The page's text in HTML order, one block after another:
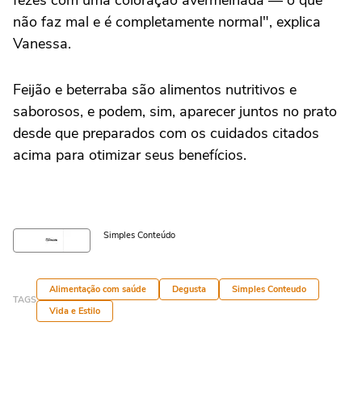
não faz mal e é completamente normal", explica
Vanessa.
Feijão e beterraba são alimentos nutritivos e
saborosos, e podem, sim, aparecer juntos no prato
desde que preparados com os cuidados citados
acima para otimizar seus benefícios.
Simples Conteúdo
TAGS
Alimentação com saúde Degusta
Simples Conteudo
Vida e Estilo